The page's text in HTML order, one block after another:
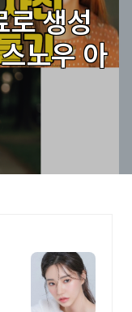
로 생성
노우 아